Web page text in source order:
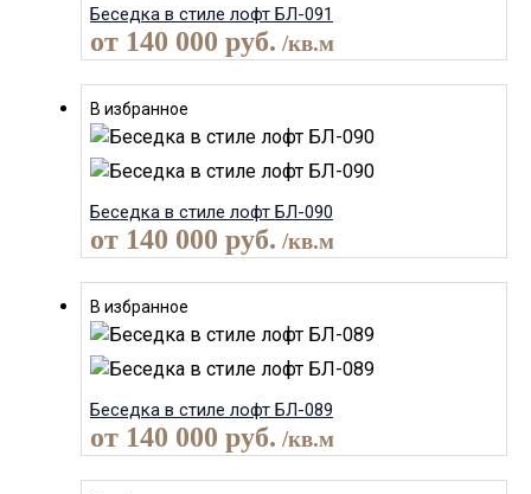
Беседка в стиле лофт БЛ-091
от 140 000 руб. /кв.м
В избранное
Беседка в стиле лофт БЛ-090
от 140 000 руб. /кв.м
В избранное
Беседка в стиле лофт БЛ-089
от 140 000 руб. /кв.м